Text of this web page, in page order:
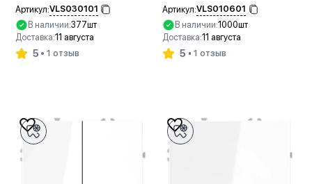
Артикул:VLS030101
В наличии:377шт
Доставка:11 августа
5 1 отзыв
Артикул:VLS010601
В наличии:1000шт
Доставка:11 августа
5 1 отзыв